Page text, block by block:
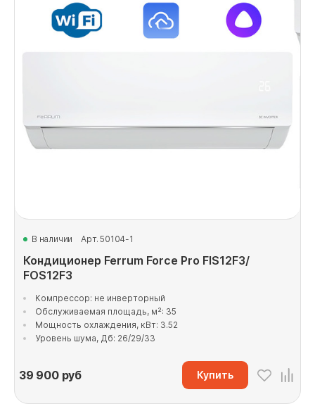
В наличии Арт. 50104-1
Кондиционер Ferrum Force Pro FIS12F3/
FOS12F3
Компрессор: не инверторный
Обслуживаемая площадь, м²: 35
Мощность охлаждения, кВт: 3.52
Уровень шума, Дб: 26/29/33
39 900руб Купить